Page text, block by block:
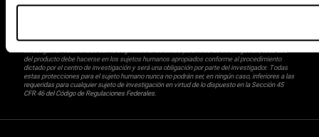
diagnóstico médico de ningún tipo. Un diagnóstico de TDAH, dislexia, demencia o enfermedad
producto puede ser utilizado para estudios de investigación en cualquier campo de
del producto debe hacerse en los sujetos humanos apropiados conforme al procedimiento
dictado por el centro de investigación y será una obligación por parte del investigador. Todas
estas protecciones para el sujeto humano nunca no podrán ser, en ningún caso, inferiores a las
requeridas para cualquier sujeto de investigación en virtud de lo dispuesto en la Sección 45
CFR 46 del Código de Regulaciones Federales.